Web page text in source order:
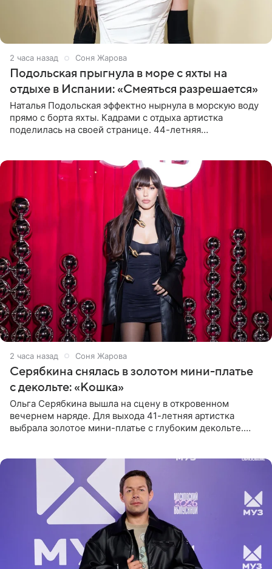
2 часа назад Соня Жарова
Подольская прыгнула в море с яхты на
отдыхе в Испании: «Смеяться разрешается»
Наталья Подольская эффектно нырнула в морскую воду
прямо с борта яхты. Кадрами с отдыха артистка
поделилась на своей странице. 44-летняя
2 часа назад Соня Жарова
Серябкина снялась в золотом мини-платье
с декольте: «Кошка»
Ольга Серябкина вышла на сцену в откровенном
вечернем наряде. Для выхода 41-летняя артистка
выбрала золотое мини-платье с глубоким декольте.